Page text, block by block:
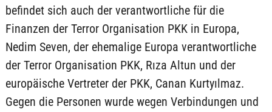
befindet sich auch der verantwortliche für die
Finanzen der Terror Organisation PKK in Europa,
Nedim Seven, der ehemalige Europa verantwortliche
der Terror Organisation PKK, Rıza Altun und der
europäische Vertreter der PKK, Canan Kurtyılmaz.
Gegen die Personen wurde wegen Verbindungen und